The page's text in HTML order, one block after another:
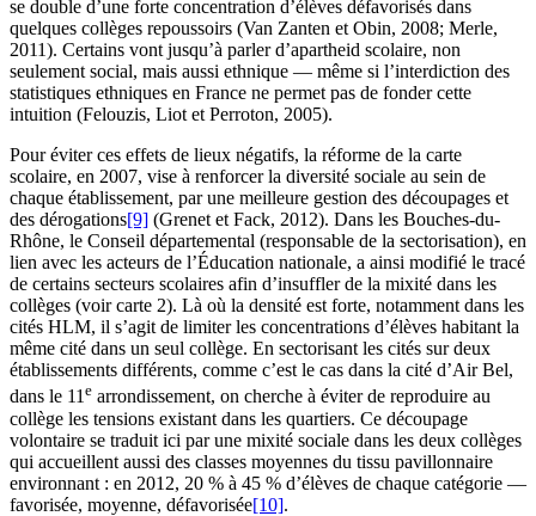
se double d’une forte concentration d’élèves défavorisés dans
quelques collèges repoussoirs (Van Zanten et Obin, 2008; Merle,
2011). Certains vont jusqu’à parler d’apartheid scolaire, non
seulement social, mais aussi ethnique — même si l’interdiction des
statistiques ethniques en France ne permet pas de fonder cette
intuition (Felouzis, Liot et Perroton, 2005).
Pour éviter ces effets de lieux négatifs, la réforme de la carte
scolaire, en 2007, vise à renforcer la diversité sociale au sein de
chaque établissement, par une meilleure gestion des découpages et
des dérogations[9] (Grenet et Fack, 2012). Dans les Bouches-du-
Rhône, le Conseil départemental (responsable de la sectorisation), en
lien avec les acteurs de l’Éducation nationale, a ainsi modifié le tracé
de certains secteurs scolaires afin d’insuffler de la mixité dans les
collèges (voir carte 2). Là où la densité est forte, notamment dans les
cités HLM, il s’agit de limiter les concentrations d’élèves habitant la
même cité dans un seul collège. En sectorisant les cités sur deux
établissements différents, comme c’est le cas dans la cité d’Air Bel,
dans le 11e arrondissement, on cherche à éviter de reproduire au
collège les tensions existant dans les quartiers. Ce découpage
volontaire se traduit ici par une mixité sociale dans les deux collèges
qui accueillent aussi des classes moyennes du tissu pavillonnaire
environnant : en 2012, 20 % à 45 % d’élèves de chaque catégorie —
favorisée, moyenne, défavorisée[10].